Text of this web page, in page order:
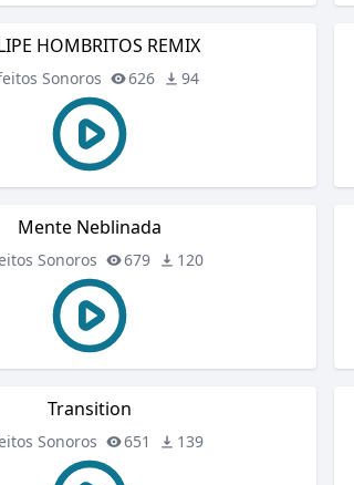
HOMBRITOS REMIX
Sonoros 626 94
Mente Neblinada
Sonoros 679 120
Transition
Sonoros 651 139